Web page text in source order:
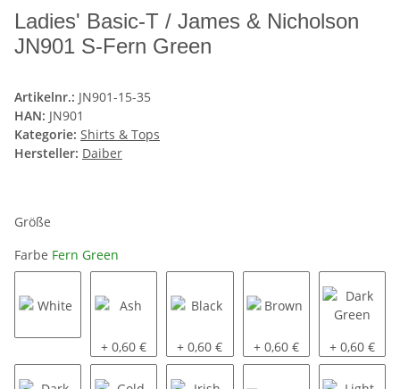
Ladies' Basic-T / James & Nicholson
JN901 S-Fern Green
Artikelnr.: JN901-15-35
HAN: JN901
Kategorie: Shirts & Tops
Hersteller: Daiber
Größe
Farbe Fern Green
Ash
+ 0,60 € Black
+ 0,60 € Brown
+ 0,60 € Dark Green
+ 0,60 €